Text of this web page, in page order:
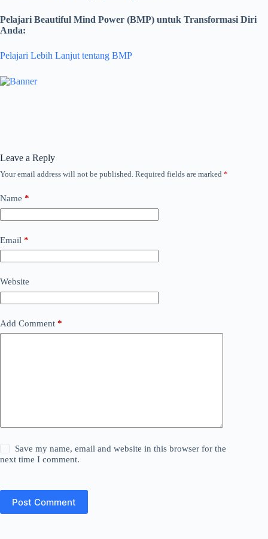
Pelajari Beautiful Mind Power (BMP) untuk Transformasi Diri
Anda:
Pelajari Lebih Lanjut tentang BMP
Leave a Reply
Your email address will not be published. Required fields are marked *
Name *
Email *
Website
Add Comment *
Save my name, email and website in this browser for the
next time I comment.
Post Comment